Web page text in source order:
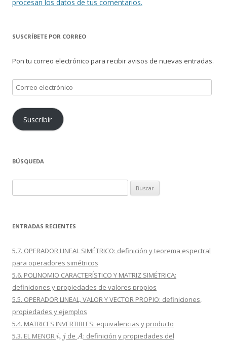
procesan los datos de tus comentarios.
SUSCRÍBETE POR CORREO
Pon tu correo electrónico para recibir avisos de nuevas entradas.
Correo
electrónico
Suscribir
BÚSQUEDA
ENTRADAS RECIENTES
5.7. OPERADOR LINEAL SIMÉTRICO: definición y teorema espectral
para operadores simétricos
5.6. POLINOMIO CARACTERÍSTICO Y MATRIZ SIMÉTRICA:
definiciones y propiedades de valores propios
5.5. OPERADOR LINEAL, VALOR Y VECTOR PROPIO: definiciones,
propiedades y ejemplos
5.4. MATRICES INVERTIBLES: equivalencias y producto
5.3. EL MENORi,j de A: definición y propiedades del